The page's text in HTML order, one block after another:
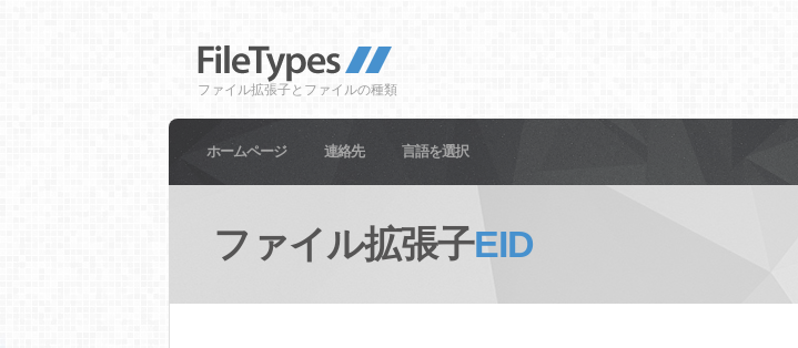
ファイル拡張子とファイルの種類
ホームページ 連絡先 言語を選択
ファイル拡張子EID